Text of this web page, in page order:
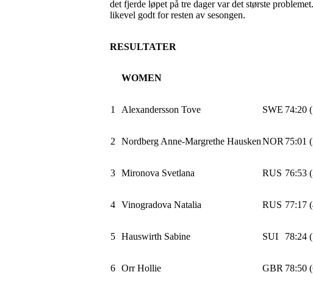
det fjerde løpet på tre dager var det største
likevel godt for resten av sesongen.
RESULTATER
WOMEN
1 Alexandersson Tove SWE 74:20
2 Nordberg Anne-Margrethe HauskenNOR 75:01
3 Mironova Svetlana RUS 76:53
4 Vinogradova Natalia RUS 77:17
5 Hauswirth Sabine SUI 78:24
6 Orr Hollie GBR 78:50